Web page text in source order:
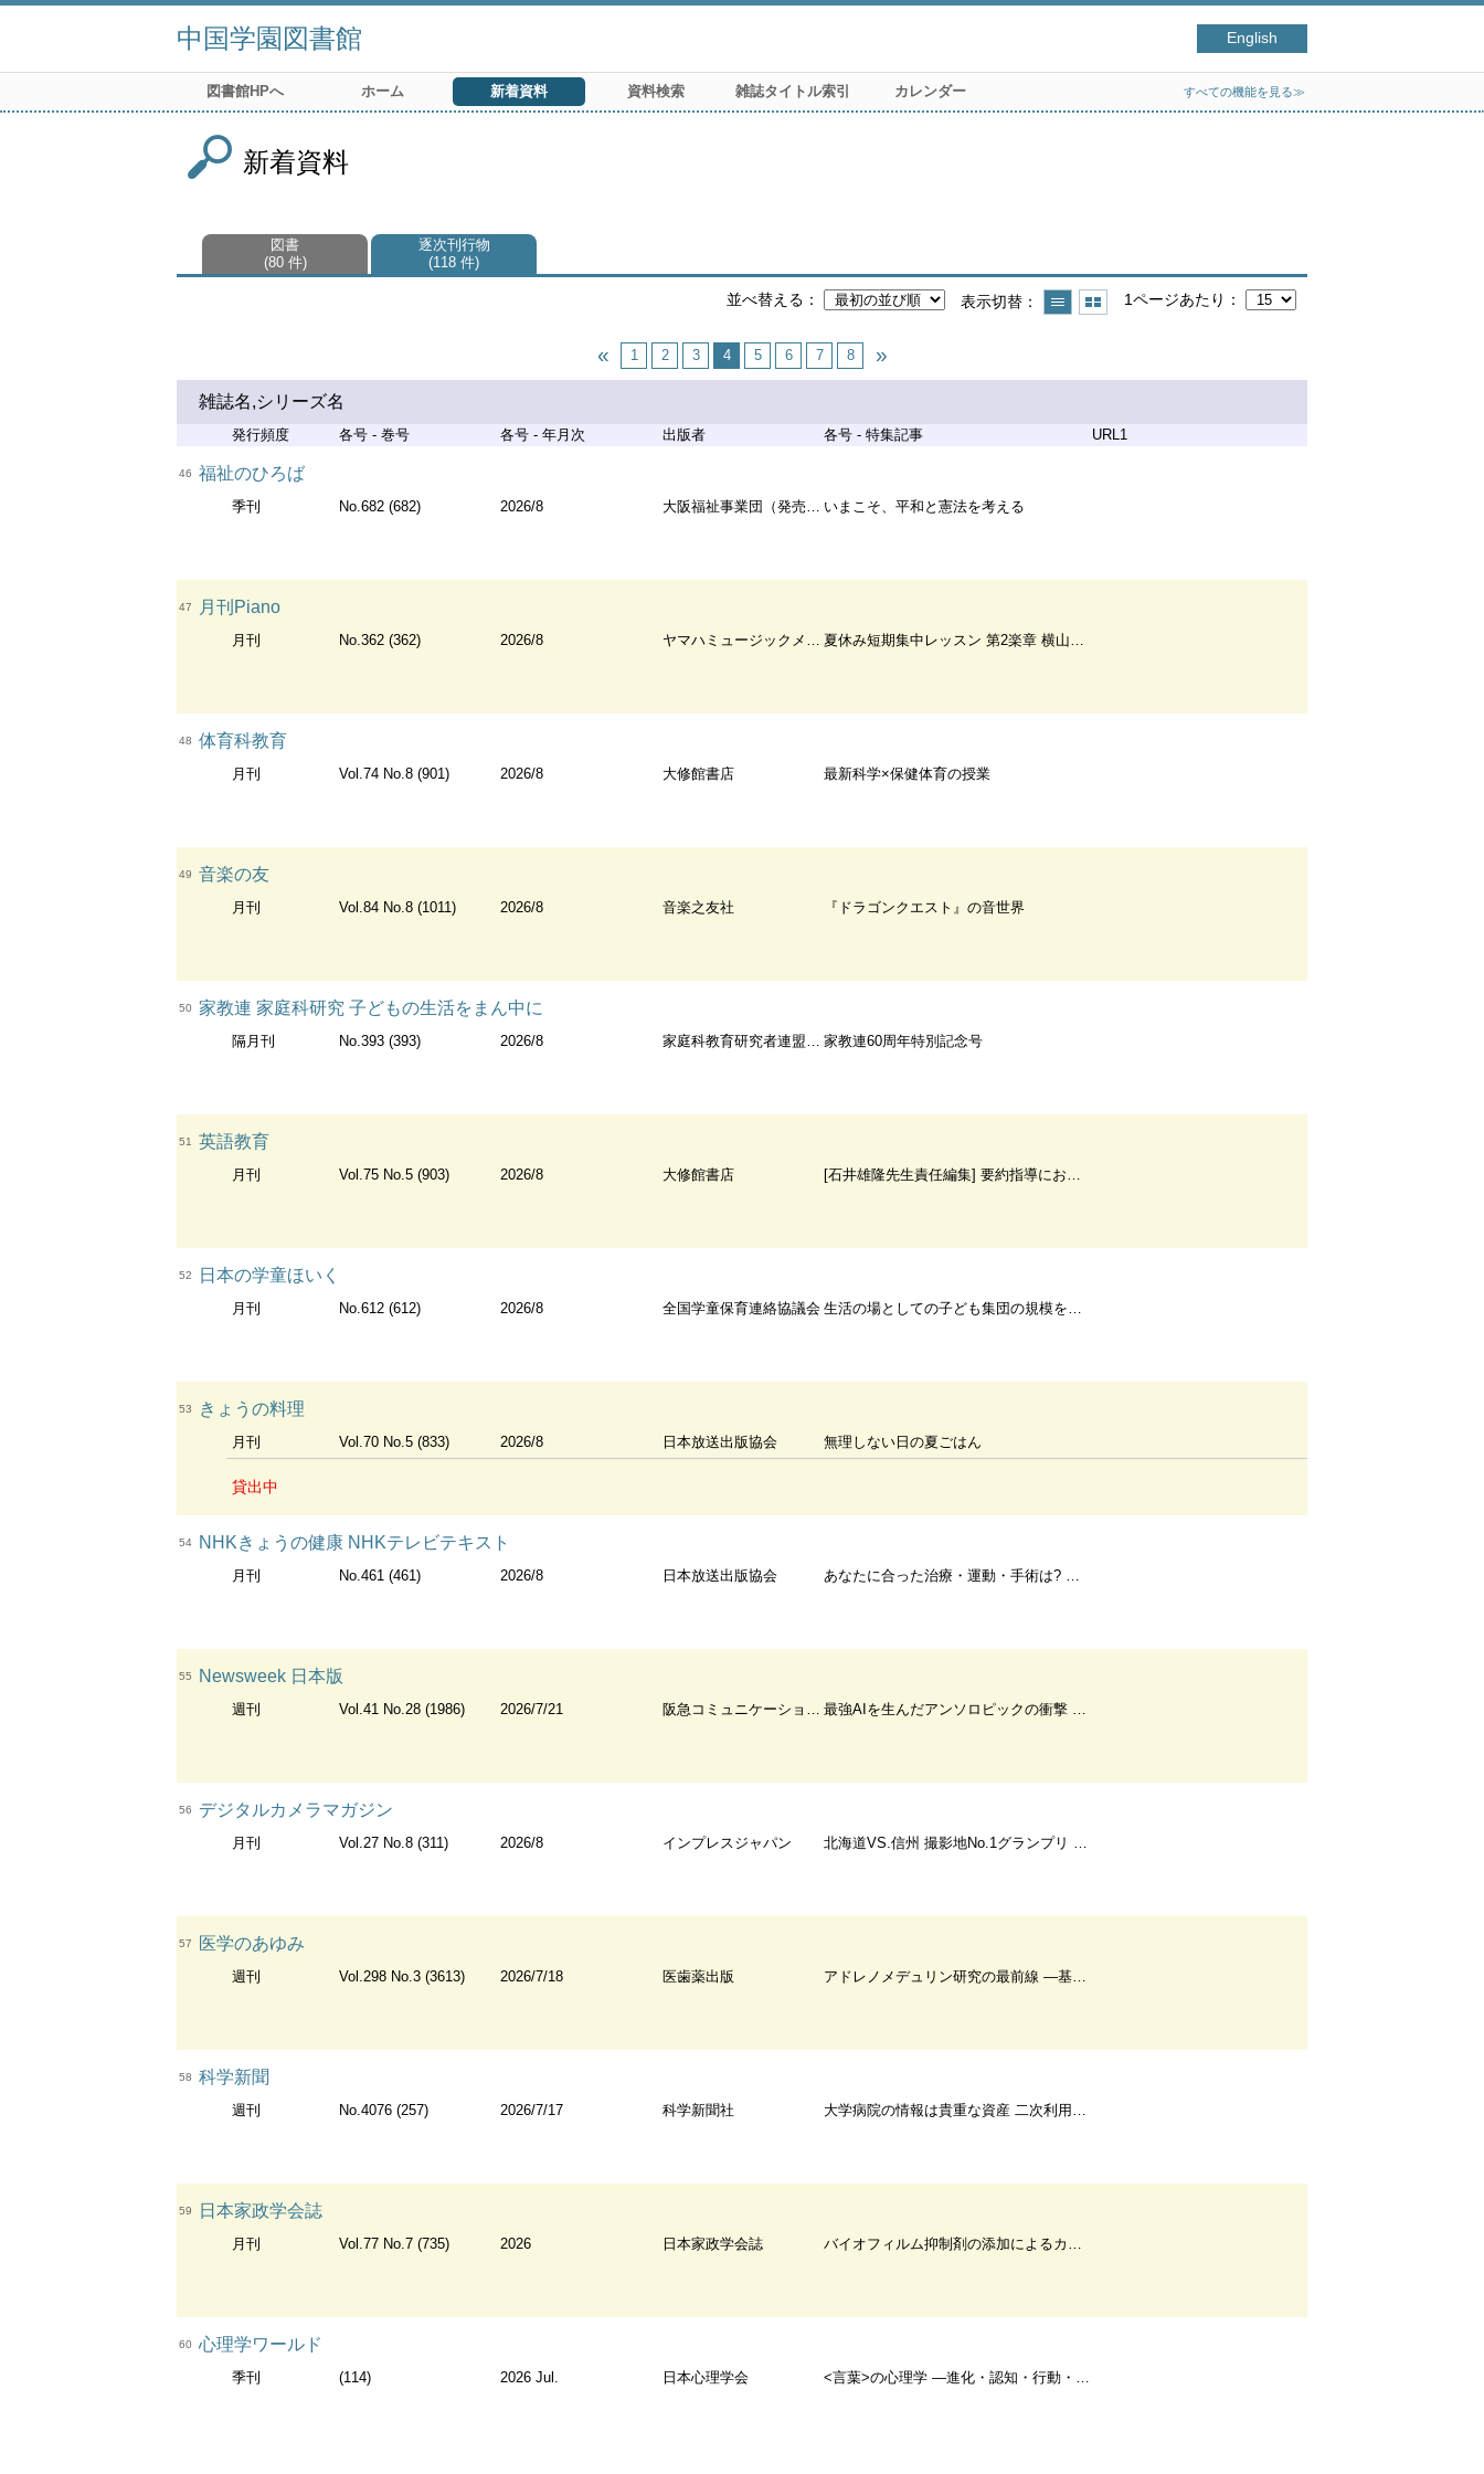
中国学園図書館 English
図書館HPへ ホーム 新着資料 資料検索 雑誌タイトル索引 カレンダー すべての機能を見る≫
新着資料
図書
80 件
逐次刊行物
118 件
並べ替える 表示切替 1ページあたり
1 2 3 4 5 6 7 8
雑誌名,シリーズ名
発行頻度 各号 - 巻号 各号 - 年月次 出版者 各号 - 特集記事 URL1
46 福祉のひろば
季刊 No.682 (682) 2026/8 大阪福祉事業団（発売：かもがわ出版 京都） いまこそ、平和と憲法を考える
47 月刊Piano
月刊 No.362 (362) 2026/8 ヤマハミュージックメディア 夏休み短期集中レッスン 第2楽章 横山幸雄が教える! モーツァルト 「トルコ行進曲」攻略法
48 体育科教育
月刊 Vol.74 No.8 (901) 2026/8 大修館書店 最新科学×保健体育の授業
49 音楽の友
月刊 Vol.84 No.8 (1011) 2026/8 音楽之友社 『ドラゴンクエスト』の音世界
50 家教連 家庭科研究 子どもの生活をまん中に
隔月刊 No.393 (393) 2026/8 家庭科教育研究者連盟（発売：子どもの未来社） 家教連60周年特別記念号
51 英語教育
月刊 Vol.75 No.5 (903) 2026/8 大修館書店 [石井雄隆先生責任編集] 要約指導におけるテクノロジーの活用 学習を促す評価の視点から
52 日本の学童ほいく
月刊 No.612 (612) 2026/8 全国学童保育連絡協議会 生活の場としての子ども集団の規模を考える
53 きょうの料理
月刊 Vol.70 No.5 (833) 2026/8 日本放送出版協会 無理しない日の夏ごはん
貸出中
54 NHKきょうの健康 NHKテレビテキスト
月刊 No.461 (461) 2026/8 日本放送出版協会 あなたに合った治療・運動・手術は? ひざの痛み タイプ別徹底対策
55 Newsweek 日本版
週刊 Vol.41 No.28 (1986) 2026/7/21 阪急コミュニケーションズ 最強AIを生んだアンソロピックの衝撃 Claude ペンタゴンが狙う世界最強AIクロード・ミュトス 「生みの親」アンソロピックは人類の守護者か、破壊者か
56 デジタルカメラマガジン
月刊 Vol.27 No.8 (311) 2026/8 インプレスジャパン 北海道VS.信州 撮影地No.1グランプリ 北の大地が育む雄大な景色と四季折々の花と水が描く絶景
57 医学のあゆみ
週刊 Vol.298 No.3 (3613) 2026/7/18 医歯薬出版 アドレノメデュリン研究の最前線 ―基礎から創薬・臨床応用へ
58 科学新聞
週刊 No.4076 (257) 2026/7/17 科学新聞社 大学病院の情報は貴重な資産 二次利用で医療の質向上を 本人同意不要化で熟慮
59 日本家政学会誌
月刊 Vol.77 No.7 (735) 2026 日本家政学会誌 バイオフィルム抑制剤の添加によるカテキン塗布不織布の抗菌性能の向上 柳瀬友香,五十嵐亮二,高橋哲也
60 心理学ワールド
季刊 (114) 2026 Jul. 日本心理学会 <言葉>の心理学 ―進化・認知・行動・対話から解き明かす